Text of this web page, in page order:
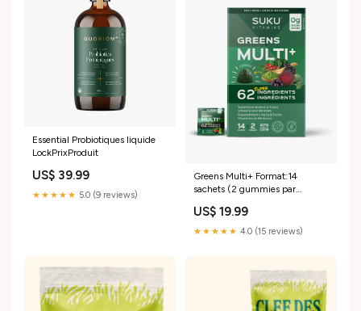
Essential Probiotiques liquide
LockPrixProduit
US$ 39.99
★★★★★ 5.0 (9 reviews)
Greens Multi+ Format:14
sachets (2 gummies par
US$ 19.99
★★★★★ 4.0 (15 reviews)